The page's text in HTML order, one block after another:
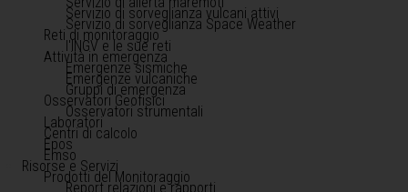
Servizio di sorveglianza vulcani attivi
Servizio di sorveglianza Space Weather
Reti di monitoraggio
l'INGV e le sue reti
Attività in emergenza
Emergenze sismiche
Emergenze vulcaniche
Gruppi di emergenza
Osservatori Geofisici
Osservatori strumentali
Laboratori
Centri di calcolo
Epos
Emso
Risorse e Servizi
Prodotti del Monitoraggio
Report relazioni e rapporti